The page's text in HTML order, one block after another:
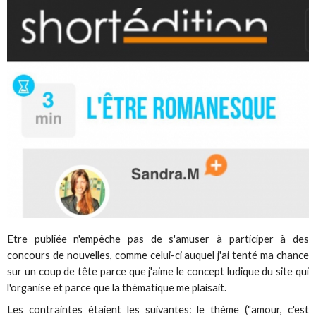
Etre publiée n'empêche pas de s'amuser à participer à des
concours de nouvelles, comme celui-ci auquel j'ai tenté ma chance
sur un coup de tête parce que j'aime le concept ludique du site qui
l'organise et parce que la thématique me plaisait.
Les contraintes étaient les suivantes: le thème ("amour, c'est